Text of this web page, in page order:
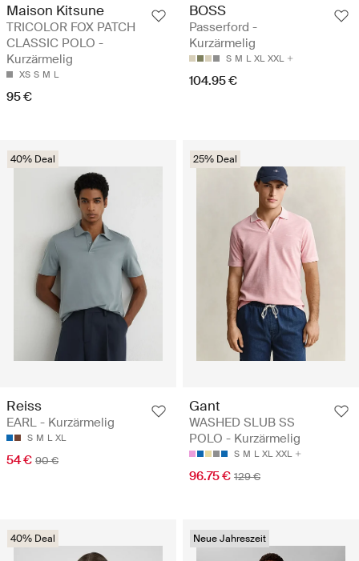
Maison Kitsune
TRICOLOR FOX PATCH
CLASSIC POLO -
Kurzärmelig
XS S M L
95 €
BOSS
Passerford -
Kurzärmelig
S M L XL XXL
104.95 €
40% Deal
Reiss
EARL - Kurzärmelig
S M L XL
54 € 90 €
25% Deal
Gant
WASHED SLUB SS
POLO - Kurzärmelig
S M L XL XXL
96.75 € 129 €
40% Deal Neue Jahreszeit